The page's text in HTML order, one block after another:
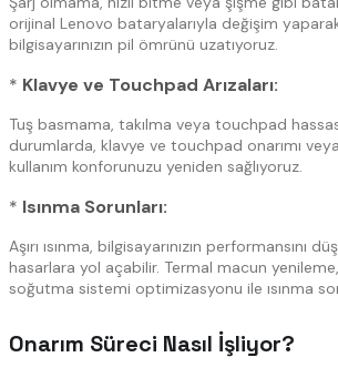
orijinal Lenovo bataryalarıyla değişim
bilgisayarınızın pil ömrünü uzatıyoruz.
* Klavye ve Touchpad Arızaları:
Tuş basmama, takılma veya touchpad
durumlarda, klavye ve touchpad onarımı
kullanım konforunuzu yeniden sağlıyoruz.
* Isınma Sorunları:
Aşırı ısınma, bilgisayarınızın performansını
hasarlara yol açabilir. Termal macun
soğutma sistemi optimizasyonu ile ısınma
Onarım Süreci Nasıl İşliyor?